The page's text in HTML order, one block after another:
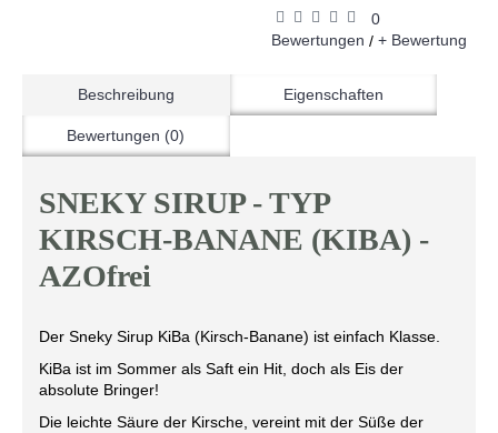
0
Bewertungen / + Bewertung
Beschreibung Eigenschaften
Bewertungen (0)
SNEKY SIRUP - TYP
KIRSCH-BANANE (KIBA) -
AZOfrei
Der Sneky Sirup KiBa (Kirsch-Banane) ist einfach Klasse.
KiBa ist im Sommer als Saft ein Hit, doch als Eis der
absolute Bringer!
Die leichte Säure der Kirsche, vereint mit der Süße der